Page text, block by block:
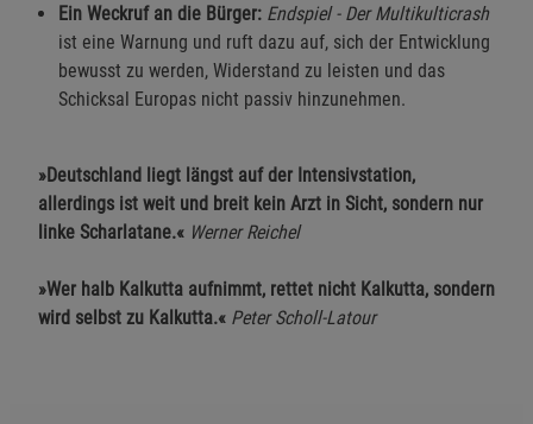
Ein Weckruf an die Bürger: Endspiel - Der Multikulticrash
ist eine Warnung und ruft dazu auf, sich der Entwicklung
bewusst zu werden, Widerstand zu leisten und das
Schicksal Europas nicht passiv hinzunehmen.
»Deutschland liegt längst auf der Intensivstation,
allerdings ist weit und breit kein Arzt in Sicht, sondern nur
linke Scharlatane.« Werner Reichel
»Wer halb Kalkutta aufnimmt, rettet nicht Kalkutta, sondern
wird selbst zu Kalkutta.« Peter Scholl-Latour